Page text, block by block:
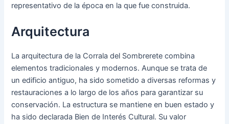
representativo de la época en la que fue construida.
Arquitectura
La arquitectura de la Corrala del Sombrerete combina
elementos tradicionales y modernos. Aunque se trata de
un edificio antiguo, ha sido sometido a diversas reformas y
restauraciones a lo largo de los años para garantizar su
conservación. La estructura se mantiene en buen estado y
ha sido declarada Bien de Interés Cultural. Su valor